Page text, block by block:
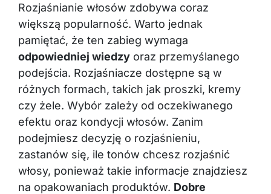
Rozjaśnianie włosów zdobywa coraz
większą popularność. Warto jednak
pamiętać, że ten zabieg wymaga
odpowiedniej wiedzy oraz przemyślanego
podejścia. Rozjaśniacze dostępne są w
różnych formach, takich jak proszki, kremy
czy żele. Wybór zależy od oczekiwanego
efektu oraz kondycji włosów. Zanim
podejmiesz decyzję o rozjaśnieniu,
zastanów się, ile tonów chcesz rozjaśnić
włosy, ponieważ takie informacje znajdziesz
na opakowaniach produktów. Dobre